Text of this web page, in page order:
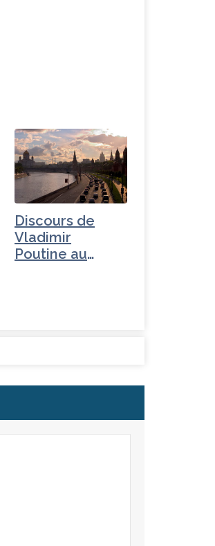
Discours de
Vladimir
Poutine au